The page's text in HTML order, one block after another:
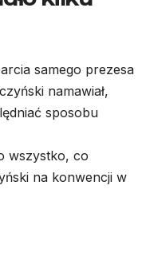
samego prezesa
namawiał,
sposobu
wszystko, co
na konwencji w